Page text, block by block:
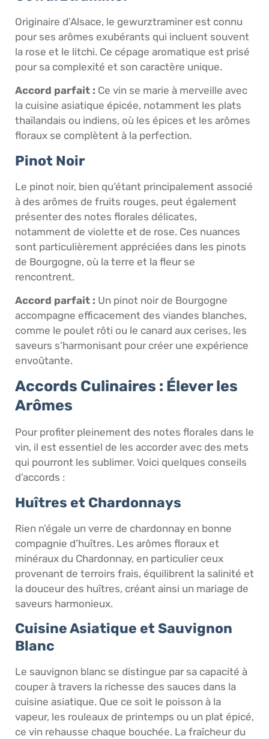
Originaire d’Alsace, le gewurztraminer est connu
pour ses arômes exubérants qui incluent souvent
la rose et le litchi. Ce cépage aromatique est prisé
pour sa complexité et son caractère unique.
Accord parfait : Ce vin se marie à merveille avec
la cuisine asiatique épicée, notamment les plats
thaïlandais ou indiens, où les épices et les arômes
floraux se complètent à la perfection.
Pinot Noir
Le pinot noir, bien qu’étant principalement associé
à des arômes de fruits rouges, peut également
présenter des notes florales délicates,
notamment de violette et de rose. Ces nuances
sont particulièrement appréciées dans les pinots
de Bourgogne, où la terre et la fleur se
rencontrent.
Accord parfait : Un pinot noir de Bourgogne
accompagne efficacement des viandes blanches,
comme le poulet rôti ou le canard aux cerises, les
saveurs s’harmonisant pour créer une expérience
envoûtante.
Accords Culinaires : Élever les
Arômes
Pour profiter pleinement des notes florales dans le
vin, il est essentiel de les accorder avec des mets
qui pourront les sublimer. Voici quelques conseils
d’accords :
Huîtres et Chardonnays
Rien n’égale un verre de chardonnay en bonne
compagnie d’huîtres. Les arômes floraux et
minéraux du Chardonnay, en particulier ceux
provenant de terroirs frais, équilibrent la salinité et
la douceur des huîtres, créant ainsi un mariage de
saveurs harmonieux.
Cuisine Asiatique et Sauvignon
Blanc
Le sauvignon blanc se distingue par sa capacité à
couper à travers la richesse des sauces dans la
cuisine asiatique. Que ce soit le poisson à la
vapeur, les rouleaux de printemps ou un plat épicé,
ce vin rehausse chaque bouchée. La fraîcheur du